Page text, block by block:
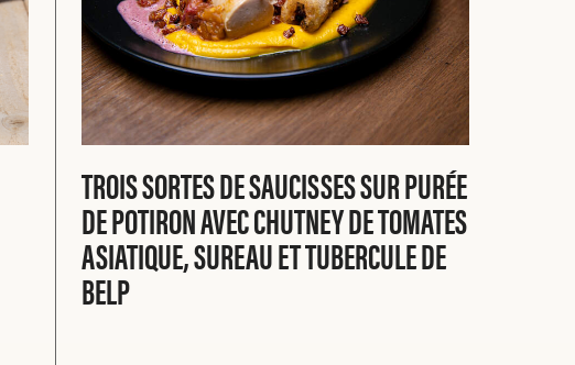
TROIS SORTES DE SAUCISSES SUR PURÉE
DE POTIRON AVEC CHUTNEY DE TOMATES
ASIATIQUE, SUREAU ET TUBERCULE DE
BELP